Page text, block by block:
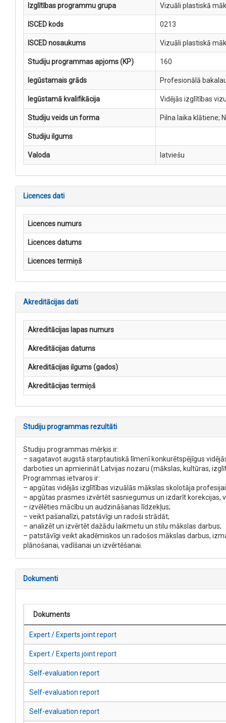
Izglītības programmu grupa Vizuāli plastiskā
ISCED kods 0213
ISCED nosaukums Vizuāli plastiskā
Studiju programmas apjoms (KP) 160
Iegūstamais grāds Profesionālā
Iegūstamā kvalifikācija Vidējās izglītības
Studiju veids un forma Pilna laika klātiene;
Studiju ilgums
Valoda latviešu
Licences dati
Licences numurs
Licences datums
Licences termiņš
Akreditācijas dati
Akreditācijas lapas numurs
Akreditācijas datums
Akreditācijas ilgums (gados)
Akreditācijas termiņš
Studiju programmas rezultāti
Studiju programmas mērķis ir:
– sagatavot augstā starptautiskā līmenī konkurētspējīgus
darboties un apmierināt Latvijas nozaru (mākslas, kultūras,
Programmas ietvaros ir:
– apgūtas vidējās izglītības vizuālās mākslas skolotāja
– apgūtas prasmes izvērtēt sasniegumus un izdarīt korekcijas,
– izvēlēties mācību un audzināšanas līdzekļus;
– veikt pašanalīzi, patstāvīgi un radoši strādāt;
– analizēt un izvērtēt dažādu laikmetu un stilu mākslas darbus;
– patstāvīgi veikt akadēmiskos un radošos mākslas darbus,
plānošanai, vadīšanai un izvērtēšanai.
Dokumenti
Dokuments
Expert / Experts joint report
Expert / Experts joint report
Self-evaluation report
Self-evaluation report
Self-evaluation report